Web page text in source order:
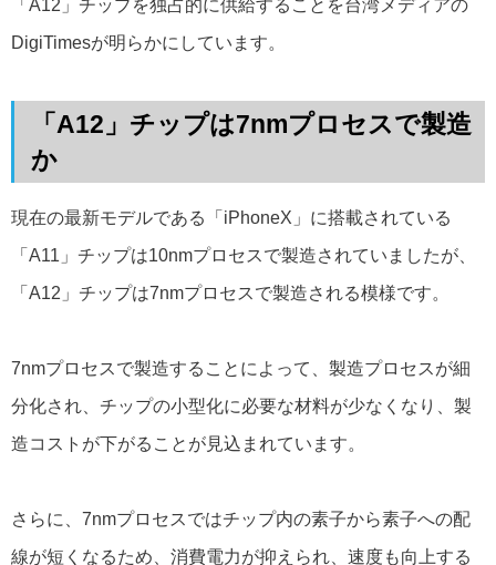
「A12」チップを独占的に供給することを台湾メディアの
DigiTimesが明らかにしています。
「A12」チップは7nmプロセスで製造
か
現在の最新モデルである「iPhoneX」に搭載されている
「A11」チップは10nmプロセスで製造されていましたが、
「A12」チップは7nmプロセスで製造される模様です。
7nmプロセスで製造することによって、製造プロセスが細
分化され、チップの小型化に必要な材料が少なくなり、製
造コストが下がることが見込まれています。
さらに、7nmプロセスではチップ内の素子から素子への配
線が短くなるため、消費電力が抑えられ、速度も向上する